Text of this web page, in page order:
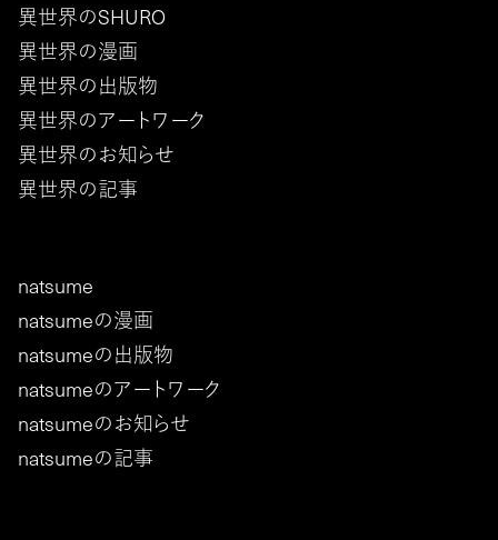
異世界のSHURO
異世界の漫画
異世界の出版物
異世界のアートワーク
異世界のお知らせ
異世界の記事
natsume
natsumeの漫画
natsumeの出版物
natsumeのアートワーク
natsumeのお知らせ
natsumeの記事